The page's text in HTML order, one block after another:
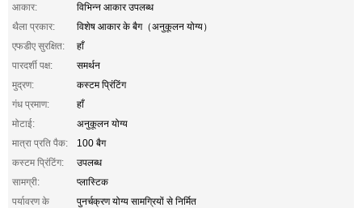
आकार:
विभिन्न आकार उपलब्ध
थैला प्रकार:
विशेष आकार के बैग（अनुकूलन योग्य）
एफडीए सुरक्षित:
हाँ
पारदर्शी पक्ष:
समर्थन
मुद्रण:
कस्टम प्रिंटिंग
गंध प्रमाण:
हाँ
मोटाई:
अनुकूलन योग्य
मात्रा प्रति पैक:
100 बैग
कस्टम प्रिंटिंग:
उपलब्ध
सामग्री:
प्लास्टिक
पर्यावरण के
पुनर्चक्रण योग्य सामग्रियों से निर्मित